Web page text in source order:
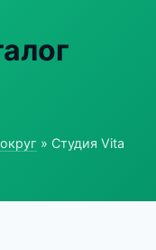
» Студия Vita